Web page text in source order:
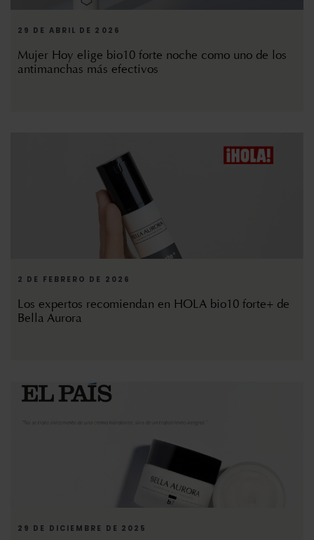
29 DE ABRIL DE 2026
Mujer Hoy elige bio10 forte noche como uno de los
antimanchas más efectivos
2 DE FEBRERO DE 2026
Los expertos recomiendan en HOLA bio10 forte+ de
Bella Aurora
29 DE DICIEMBRE DE 2025